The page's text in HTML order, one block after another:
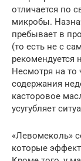
отличается по
микробы.
пребывает в
(то есть не с
рекомендуется
Несмотря на то
содержания
касторовое
усугубляет
«Левомеколь»
которые